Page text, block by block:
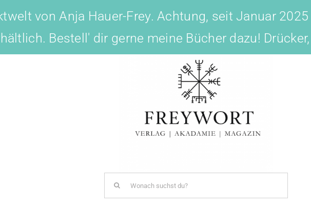
von Anja Hauer-Frey. Achtung, seit Januar
Bestell' dir gerne meine Bücher dazu!
Search
for: